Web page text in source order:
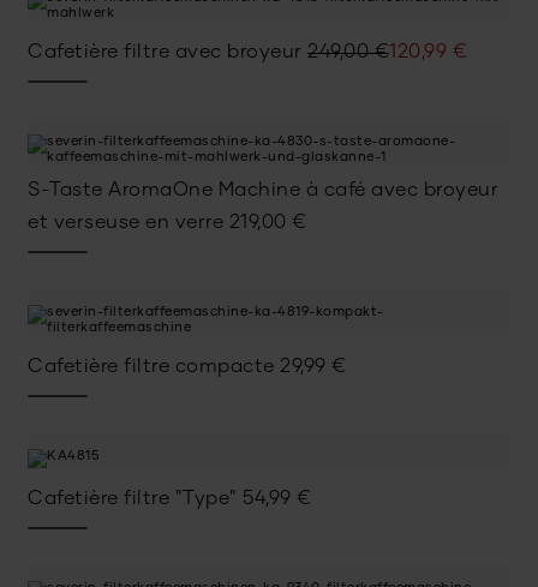
Cafetière filtre avec broyeur 249,00€
Le
249,00 €.
120,99 €
Le
120,99 €.
S-Taste AromaOne Machine à café avec broyeur
et verseuse en verre 219,00 €
Cafetière filtre compacte 29,99 €
Cafetière filtre "Type" 54,99 €